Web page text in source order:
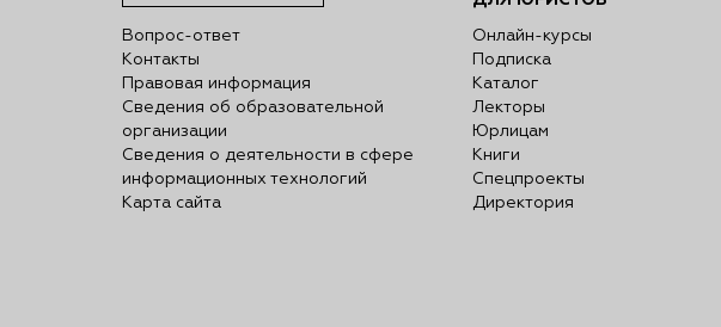
Вопрос-ответ
Контакты
Правовая информация
Сведения об образовательной
организации
Сведения о деятельности в сфере
информационных технологий
Карта сайта
Онлайн-курсы
Подписка
Каталог
Лекторы
Юрлицам
Книги
Спецпроекты
Директория